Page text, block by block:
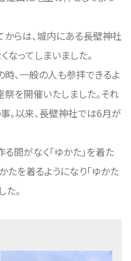
らは、城内にある長壁神社
ってしまいました。
、一般の人も参拝できるよ
を開催いたしました。それ
。以来、長壁神社では6月が
間がなく「ゆかた」を着た
たを着るようになり「ゆかた
た。